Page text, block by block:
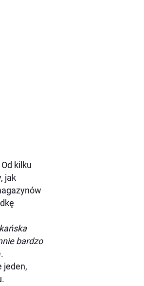
kilku
jak
bardzo
jeden,